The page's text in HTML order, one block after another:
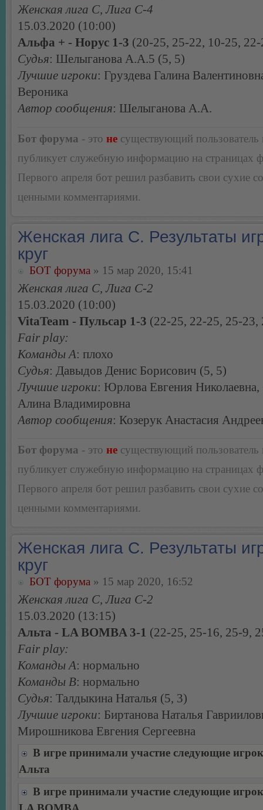
Женская лига С, Лига С-4
15.03.2020 (10:00)
Альфа + - Норус 1-3 (20-25, 25-22, 10-25,
Судья: Шелыганова А.А.5 (5, 5)
Лучшие игроки: Груздева Галина
Вероника
Автор сообщения: Шелыганова А.А.
Бот форума - это не существующий пользователь
публикует служебную информацию на страницах
Первого апреля бот решил разбавить свои сухие
ценными комментариями.
Женская лига С. Результаты
круг
БОТ форума » 15 мар 2020, 15:41
Женская лига С, Лига С-2
15.03.2020 (10:00)
VitaTeam - Пульсар 1-3 (22-25, 22-25, 25-23,
Fair play:
Команды А: плохо
Судья: Давыдов Денис Борисович (5, 5)
Лучшие игроки: Юрлова Евгения Николаевна,
Алина Владимировна
Автор сообщения: Козерук Анастасия
Бот форума - это не существующий пользователь
публикует служебную информацию на страницах
Первого апреля бот решил разбавить свои сухие
ценными комментариями.
Женская лига С. Результаты
круг
БОТ форума » 15 мар 2020, 16:52
Женская лига С, Лига С-2
15.03.2020 (13:15)
Альта - LA BOMBA 3-1 (22-25, 25-16, 25-9,
Fair play:
Команды А: нормально
Команды В: нормально
Судья: Талдыкина Наталья (5, 3)
Лучшие игроки: Биртанова Наталья
Мирошникова Евгения Сергеевна
В игре принимали участие следующие
Альта
В игре принимали участие следующие